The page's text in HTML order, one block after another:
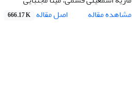
مشاهده مقاله
اصل مقاله 666.17 K